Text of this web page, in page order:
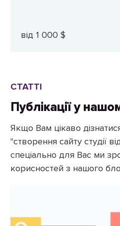
від 1 000 $
СТАТТІ
Публікації у
Якщо Вам цікаво
"створення сайту студії
спеціально для Вас ми
корисностей з нашого